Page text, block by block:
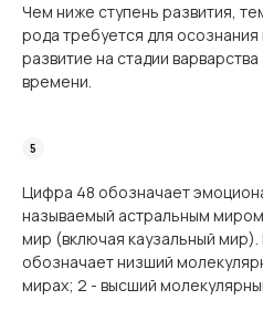
Чем ниже ступень развития,
рода требуется для
развитие на стадии
времени.
Цифра 48 обозначает
называемый астральным
мир (включая каузальный
обозначает низший
мирах; 2 - высший